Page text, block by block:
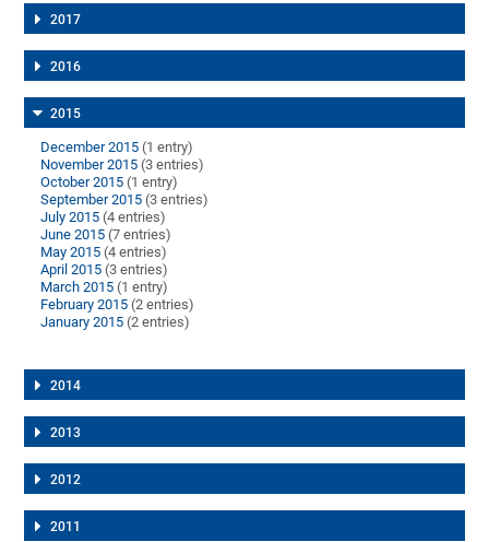
2017
2016
2015
December 2015 (1 entry)
November 2015 (3 entries)
October 2015 (1 entry)
September 2015 (3 entries)
July 2015 (4 entries)
June 2015 (7 entries)
May 2015 (4 entries)
April 2015 (3 entries)
March 2015 (1 entry)
February 2015 (2 entries)
January 2015 (2 entries)
2014
2013
2012
2011